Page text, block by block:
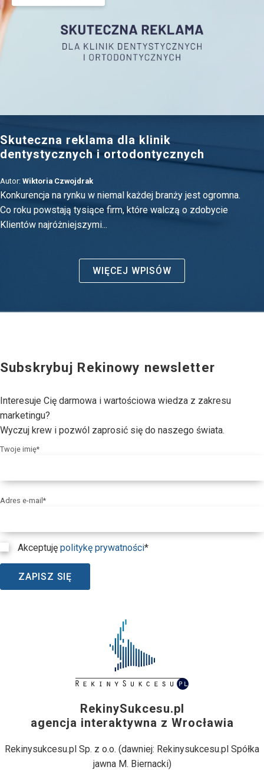
Skuteczna reklama dla klinik
dentystycznych i ortodontycznych
Autor: Wiktoria Czwojdrak
Konkurencja na rynku w niemal każdej branży jest ogromna.
Co roku powstają tysiące firm, które walczą o zdobycie
Klientów najróżniejszymi...
WIĘCEJ WPISÓW
Subskrybuj Rekinowy newsletter
Interesuje Cię darmowa i wartościowa wiedza z zakresu
marketingu?
Wyczuj krew i pozwól zaprosić się do naszego świata.
Twoje imię*
Adres e-mail*
Akceptuję politykę prywatności*
ZAPISZ SIĘ
RekinySukcesu.pl
agencja interaktywna z Wrocławia
Rekinysukcesu.pl Sp. z o.o. (dawniej: Rekinysukcesu.pl Spółka
jawna M. Biernacki)